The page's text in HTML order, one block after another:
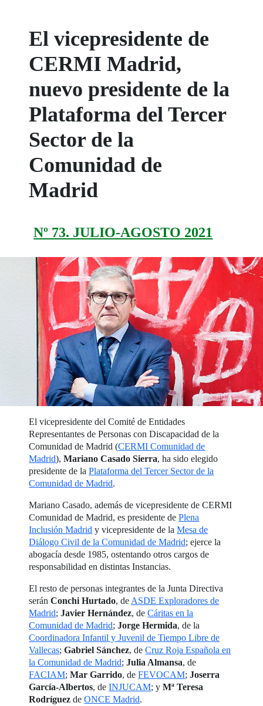
El vicepresidente de
CERMI Madrid,
nuevo presidente de la
Plataforma del Tercer
Sector de la
Comunidad de
Madrid
Nº 73. JULIO-AGOSTO 2021
El vicepresidente del Comité de Entidades
Representantes de Personas con Discapacidad de la
Comunidad de Madrid (CERMI Comunidad de
Madrid),Mariano Casado Sierra, ha sido elegido
presidente de laPlataforma del Tercer Sector de la
Comunidad de Madrid.
Mariano Casado, además de vicepresidente de CERMI
Comunidad de Madrid, es presidente dePlena
Inclusión Madrid y vicepresidente de laMesa de
Diálogo Civil de la Comunidad de Madrid; ejerce la
abogacía desde 1985, ostentando otros cargos de
responsabilidad en distintas Instancias.
El resto de personas integrantes de la Junta Directiva
seránConchi Hurtado, de ASDE Exploradores de
Madrid;Javier Hernández, deCáritas en la
Comunidad de Madrid;Jorge Hermida, de la
Coordinadora Infantil y Juvenil de Tiempo Libre de
Vallecas;Gabriel Sánchez, deCruz Roja Española en
la Comunidad de Madrid;Julia Almansa, de
FACIAM;Mar Garrido, deFEVOCAM;Joserra
García-Albertos, deINJUCAM; yMª Teresa
Rodríguez deONCE Madrid.